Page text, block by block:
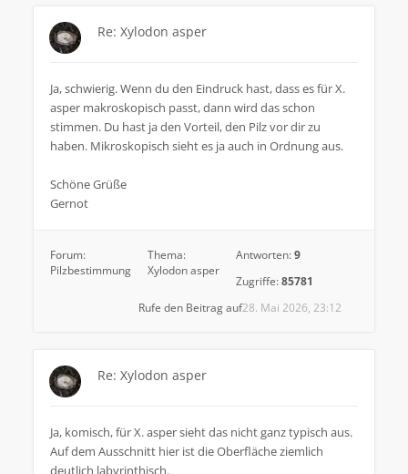
Re: Xylodon asper
Ja, schwierig. Wenn du den Eindruck hast, dass es für X.
asper makroskopisch passt, dann wird das schon
stimmen. Du hast ja den Vorteil, den Pilz vor dir zu
haben. Mikroskopisch sieht es ja auch in Ordnung aus.
Schöne Grüße
Gernot
Forum:
Pilzbestimmung
Thema:
Xylodon asper
Antworten:9
Zugriffe:85781
28. Mai 2026, 23:12
Rufe den Beitrag auf
Re: Xylodon asper
Ja, komisch, für X. asper sieht das nicht ganz typisch aus.
Auf dem Ausschnitt hier ist die Oberfläche ziemlich
deutlich labyrinthisch.